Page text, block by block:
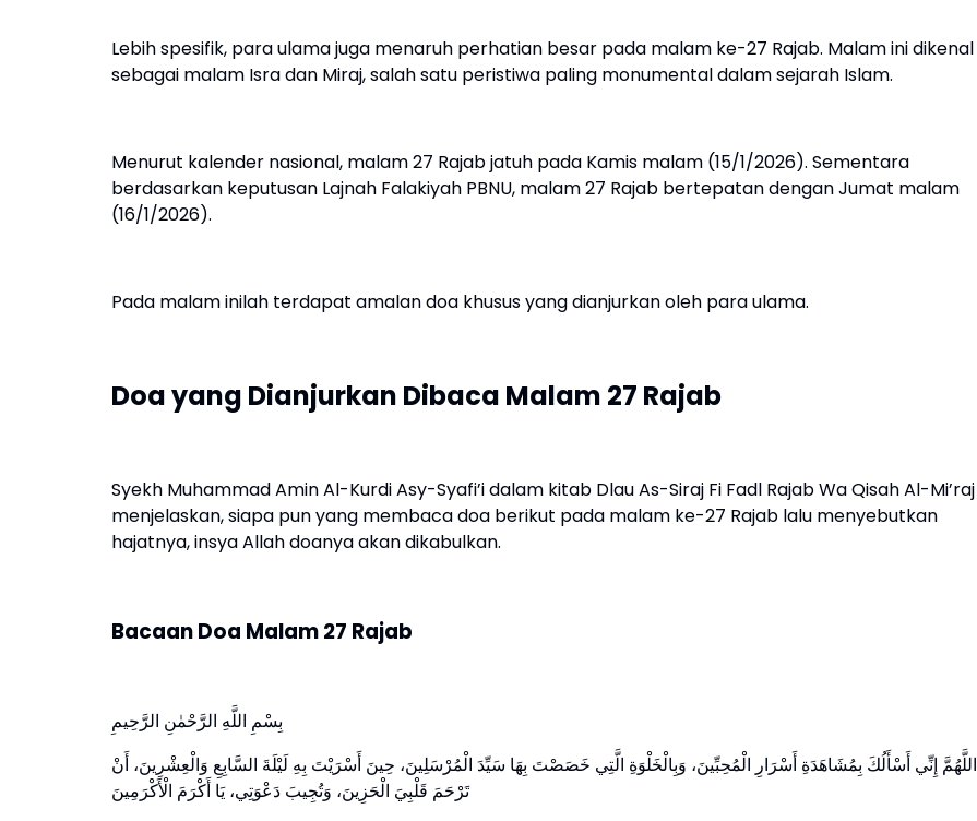
Lebih spesifik, para ulama juga menaruh perhatian besar pada malam ke-27 Rajab. Malam ini dikenal
sebagai malam Isra dan Miraj, salah satu peristiwa paling monumental dalam sejarah Islam.
Menurut kalender nasional, malam 27 Rajab jatuh pada Kamis malam (15/1/2026). Sementara
berdasarkan keputusan Lajnah Falakiyah PBNU, malam 27 Rajab bertepatan dengan Jumat malam
(16/1/2026).
Pada malam inilah terdapat amalan doa khusus yang dianjurkan oleh para ulama.
Doa yang Dianjurkan Dibaca Malam 27 Rajab
Syekh Muhammad Amin Al-Kurdi Asy-Syafi’i dalam kitab Dlau As-Siraj Fi Fadl Rajab Wa Qisah Al-Mi’raj
menjelaskan, siapa pun yang membaca doa berikut pada malam ke-27 Rajab lalu menyebutkan
hajatnya, insya Allah doanya akan dikabulkan.
Bacaan Doa Malam 27 Rajab
بِسْمِ اللَّهِ الرَّحْمٰنِ الرَّحِيمِ
اللَّهُمَّ إِنِّي أَسْأَلُكَ بِمُشَاهَدَةِ أَسْرَارِ الْمُحِبِّينَ، وَبِالْخَلْوَةِ الَّتِي خَصَصْتَ بِهَا سَيِّدَ الْمُرْسَلِينَ، حِينَ أَسْرَيْتَ بِهِ لَيْلَةَ السَّابِعِ وَالْعِشْرِينَ، أَنْ
تَرْحَمَ قَلْبِيَ الْحَزِينَ، وَتُجِيبَ دَعْوَتِي، يَا أَكْرَمَ الْأَكْرَمِينَ